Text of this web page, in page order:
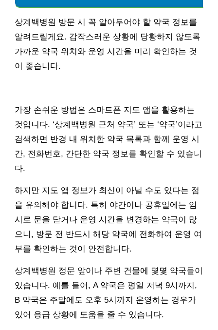
상계백병원 방문 시 꼭 알아두어야 할 약국 정보를
알려드릴게요. 갑작스러운 상황에 당황하지 않도록
가까운 약국 위치와 운영 시간을 미리 확인하는 것
이 좋습니다.
가장 손쉬운 방법은 스마트폰 지도 앱을 활용하는
것입니다. ‘상계백병원 근처 약국’ 또는 ‘약국’이라고
검색하면 반경 내 위치한 약국 목록과 함께 운영 시
간, 전화번호, 간단한 약국 정보를 확인할 수 있습니
다.
하지만 지도 앱 정보가 최신이 아닐 수도 있다는 점
을 유의해야 합니다. 특히 야간이나 공휴일에는 임
시로 문을 닫거나 운영 시간을 변경하는 약국이 많
으니, 방문 전 반드시 해당 약국에 전화하여 운영 여
부를 확인하는 것이 안전합니다.
상계백병원 정문 앞이나 주변 건물에 몇몇 약국들이
있습니다. 예를 들어, A 약국은 평일 저녁 9시까지,
B 약국은 주말에도 오후 5시까지 운영하는 경우가
있어 응급 상황에 도움을 줄 수 있습니다.